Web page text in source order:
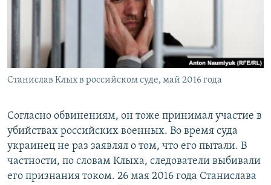
Станислав Клых в российском суде, май 2016 года
Согласно обвинениям, он тоже принимал участие в
убийствах российских военных. Во время суда
украинец не раз заявлял о том, что его пытали. В
частности, по словам Клыха, следователи выбивали
его признания током. 26 мая 2016 года Станислава